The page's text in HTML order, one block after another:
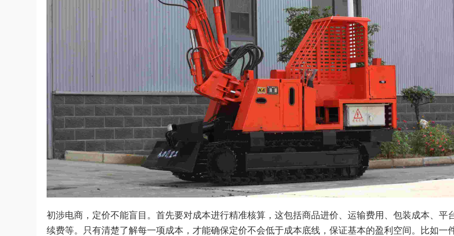
初涉电商，定价不能盲目。首先要对成本进行精准核算，这包括商品进价、运输费用、包装成本、平
续费等。只有清楚了解每一项成本，才能确保定价不会低于成本底线，保证基本的盈利空间。比如一